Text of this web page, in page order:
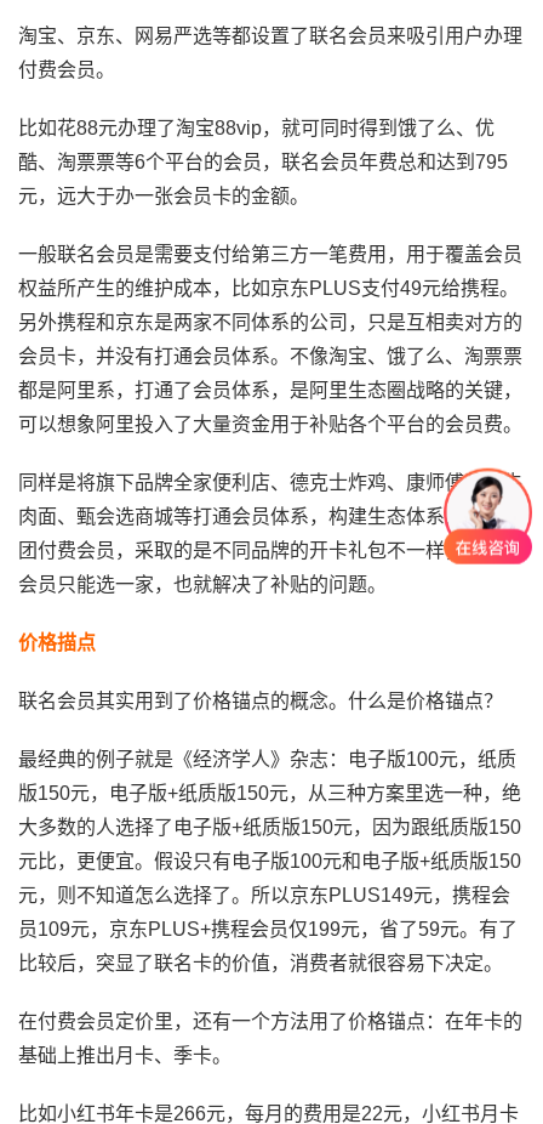
淘宝、京东、网易严选等都设置了联名会员来吸引用户办理
付费会员。
比如花88元办理了淘宝88vip，就可同时得到饿了么、优
酷、淘票票等6个平台的会员，联名会员年费总和达到795
元，远大于办一张会员卡的金额。
一般联名会员是需要支付给第三方一笔费用，用于覆盖会员
权益所产生的维护成本，比如京东PLUS支付49元给携程。
另外携程和京东是两家不同体系的公司，只是互相卖对方的
会员卡，并没有打通会员体系。不像淘宝、饿了么、淘票票
都是阿里系，打通了会员体系，是阿里生态圈战略的关键，
可以想象阿里投入了大量资金用于补贴各个平台的会员费。
同样是将旗下品牌全家便利店、德克士炸鸡、康师傅私房牛
肉面、甄会选商城等打通会员体系，构建生态体系的顶新集
团付费会员，采取的是不同品牌的开卡礼包不一样，办付费
会员只能选一家，也就解决了补贴的问题。
价格描点
联名会员其实用到了价格锚点的概念。什么是价格锚点？
最经典的例子就是《经济学人》杂志：电子版100元，纸质
版150元，电子版+纸质版150元，从三种方案里选一种，绝
大多数的人选择了电子版+纸质版150元，因为跟纸质版150
元比，更便宜。假设只有电子版100元和电子版+纸质版150
元，则不知道怎么选择了。所以京东PLUS149元，携程会
员109元，京东PLUS+携程会员仅199元，省了59元。有了
比较后，突显了联名卡的价值，消费者就很容易下决定。
在付费会员定价里，还有一个方法用了价格锚点：在年卡的
基础上推出月卡、季卡。
比如小红书年卡是266元，每月的费用是22元，小红书月卡